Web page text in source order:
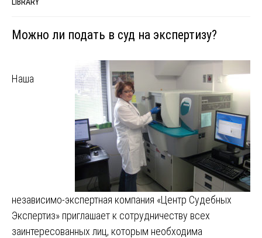
LIBRARY
Можно ли подать в суд на экспертизу?
Наша
независимо-экспертная компания «Центр Судебных
Экспертиз» приглашает к сотрудничеству всех
заинтересованных лиц, которым необходима